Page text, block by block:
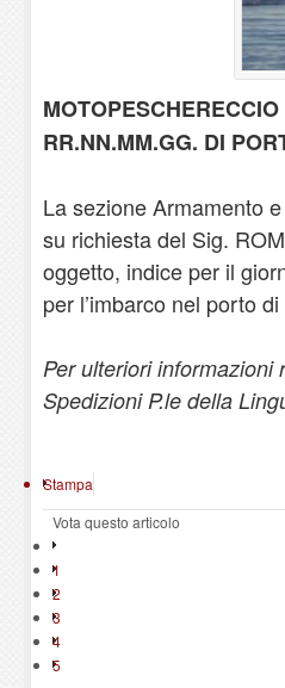
RR.NN.MM.GG. DI
La sezione Armamento
su richiesta del Sig.
oggetto, indice per il
per l’imbarco nel porto
Per ulteriori
Spedizioni P.le della
Stampa
Vota questo articolo
1
2
3
4
5